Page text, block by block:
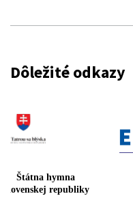
Dôležité odkazy
Štátna hymna
Slovenskej republiky